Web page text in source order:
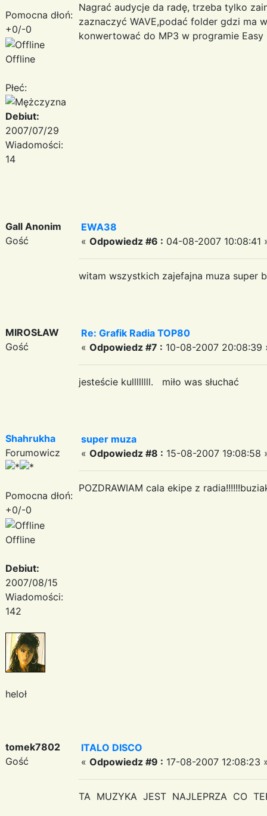
Pomocna dłoń:
+0/-0
Offline
Płeć:
Debiut:
2007/07/29
Wiadomości:
14
Nagrać audycje da radę, trzeba tylko
zaznaczyć WAVE,podać folder gdzi ma
konwertować do MP3 w programie
Gall Anonim
Gość
EWA38
« Odpowiedz #6 : 04-08-2007 10:08:41
witam wszystkich zajefajna muza super
MIROSŁAW
Gość
Re: Grafik Radia TOP80
« Odpowiedz #7 : 10-08-2007 20:08:39
jesteście kullllllll. miło was słuchać
Shahrukha
Forumowicz
Pomocna dłoń:
+0/-0
Offline
Debiut:
2007/08/15
Wiadomości:
142
heloł
super muza
« Odpowiedz #8 : 15-08-2007 19:08:58
POZDRAWIAM cala ekipe z
tomek7802
Gość
ITALO DISCO
« Odpowiedz #9 : 17-08-2007 12:08:23
TA MUZYKA JEST NAJLEPRZA CO